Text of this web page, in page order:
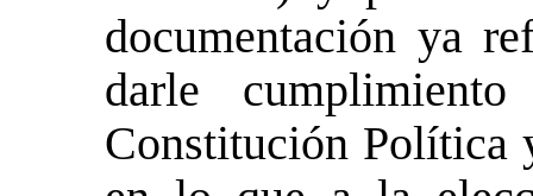
documentación ya
darle
Constitución